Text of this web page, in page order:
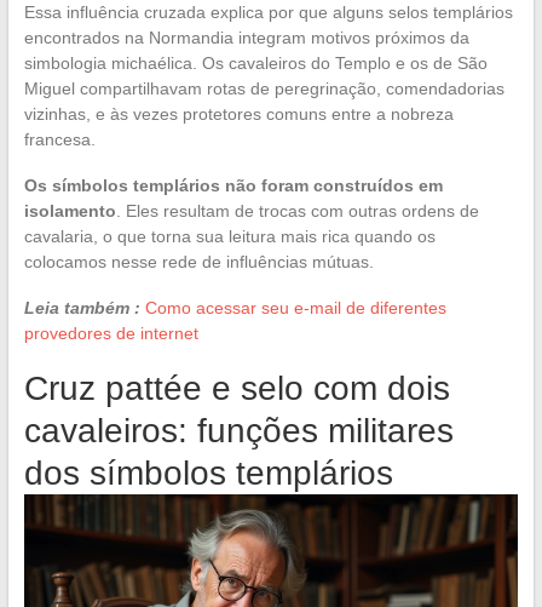
Essa influência cruzada explica por que alguns selos templários
encontrados na Normandia integram motivos próximos da
simbologia michaélica. Os cavaleiros do Templo e os de São
Miguel compartilhavam rotas de peregrinação, comendadorias
vizinhas, e às vezes protetores comuns entre a nobreza
francesa.
Os símbolos templários não foram construídos em
isolamento . Eles resultam de trocas com outras ordens de
cavalaria, o que torna sua leitura mais rica quando os
colocamos nesse rede de influências mútuas.
Leia também : Como acessar seu e-mail de diferentes
provedores de internet
Cruz pattée e selo com dois
cavaleiros: funções militares
dos símbolos templários